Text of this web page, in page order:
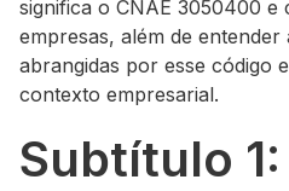
significa o CNAE 3050400 e
empresas, além de entender
abrangidas por esse código
contexto empresarial.
Subtítulo